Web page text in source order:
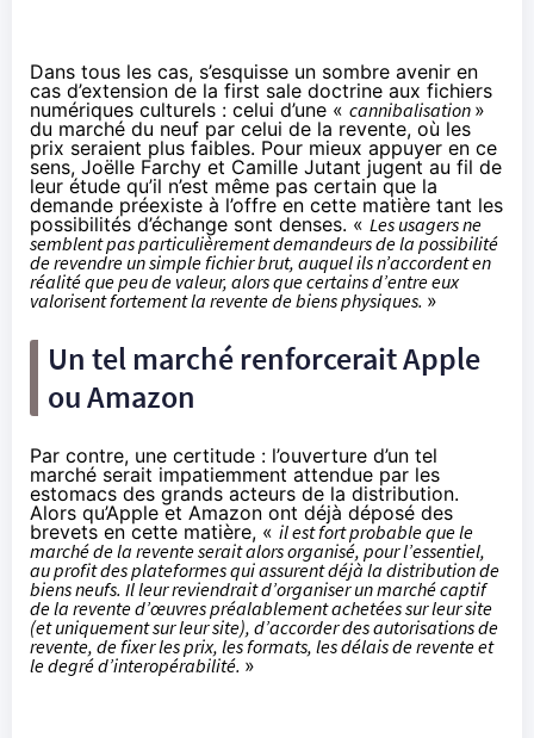
Dans tous les cas, s’esquisse un sombre avenir en
cas d’extension de la first sale doctrine aux fichiers
numériques culturels : celui d’une « cannibalisation »
du marché du neuf par celui de la revente, où les
prix seraient plus faibles. Pour mieux appuyer en ce
sens, Joëlle Farchy et Camille Jutant jugent au fil de
leur étude qu’il n’est même pas certain que la
demande préexiste à l’offre en cette matière tant les
possibilités d’échange sont denses. « Les usagers ne
semblent pas particulièrement demandeurs de la possibilité
de revendre un simple fichier brut, auquel ils n’accordent en
réalité que peu de valeur, alors que certains d’entre eux
valorisent fortement la revente de biens physiques. »
Un tel marché renforcerait Apple
ouAmazon
Par contre, une certitude : l’ouverture d’un tel
marché serait impatiemment attendue par les
estomacs des grands acteurs de la distribution.
Alors qu’Apple et Amazon ont déjà déposé des
brevets en cette matière, « il est fort probable que le
marché de la revente serait alors organisé, pour l’essentiel,
au profit des plateformes qui assurent déjà la distribution de
biens neufs. Il leur reviendrait d’organiser un marché captif
de la revente d’œuvres préalablement achetées sur leur site
(et uniquement sur leur site), d’accorder des autorisations de
revente, de fixer les prix, les formats, les délais de revente et
le degré d’interopérabilité. »